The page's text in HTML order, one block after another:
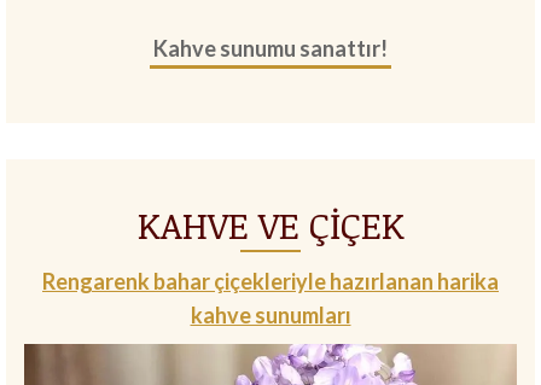
Kahve sunumu sanattır!
KAHVE VE ÇİÇEK
Rengarenk bahar çiçekleriyle hazırlanan harika
kahve sunumları